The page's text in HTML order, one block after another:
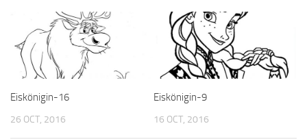
Eiskönigin-16
26 OCT, 2016
Eiskönigin-9
16 OCT, 2016